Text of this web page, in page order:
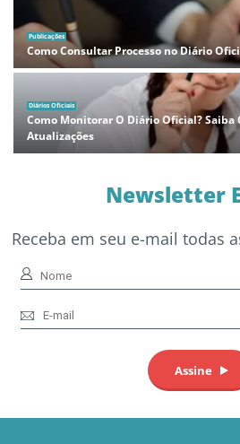
Publicações
Como Consultar Processo no Diário
Diários Oficiais
Como Monitorar O Diário Oficial? Saiba
Atualizações
Newsletter
Receba em seu e-mail todas